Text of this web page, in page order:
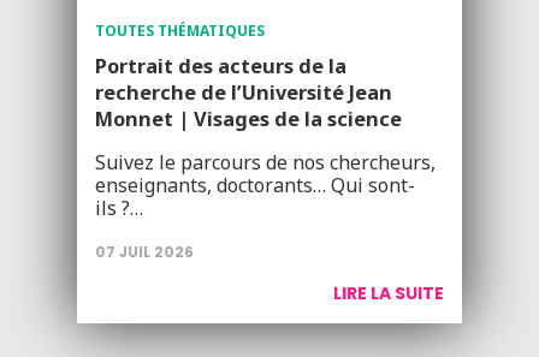
TOUTES THÉMATIQUES
Portrait des acteurs de la
recherche de l’Université Jean
Monnet | Visages de la science
Suivez le parcours de nos chercheurs,
enseignants, doctorants… Qui sont-
ils ?…
07 JUIL 2026
LIRE LA SUITE